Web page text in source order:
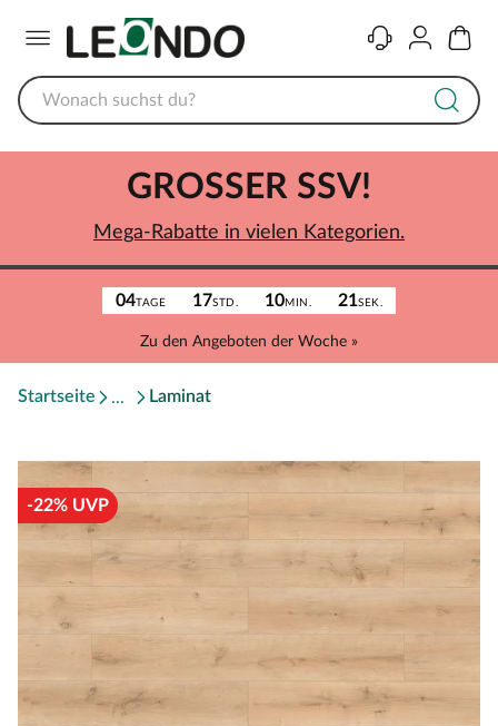
KontaktKonto
04TAGE 17STD. 10MIN. 21SEK.
Zu den Angeboten der Woche »
GROSSER SSV!
Mega-Rabatte in vielen Kategorien.
Startseite Laminat
-22% UVP